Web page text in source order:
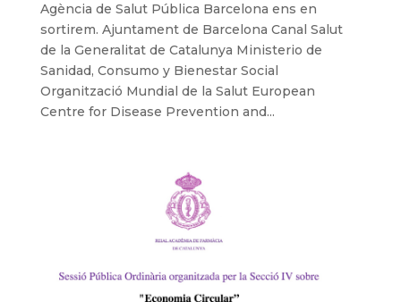
Agència de Salut Pública Barcelona ens en
sortirem. Ajuntament de Barcelona Canal Salut
de la Generalitat de Catalunya Ministerio de
Sanidad, Consumo y Bienestar Social
Organització Mundial de la Salut European
Centre for Disease Prevention and...